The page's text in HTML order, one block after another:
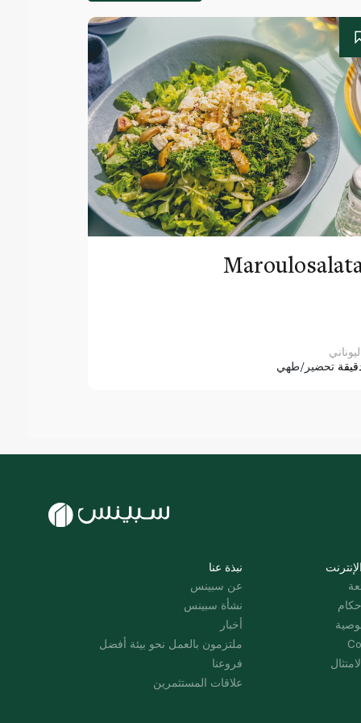
تحضير/طهي
نبذة عنا
عن سبينس
نشأة سبينس
أخبار
ملتزمون بالعمل نحو بيئة أفضل
فروعنا
علاقات المستثمرين